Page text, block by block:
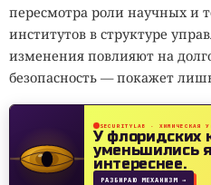
пересмотра роли научных и
институтов в структуре
изменения повлияют на
безопасность — покажет
SECURITYLAB · ХИМИЧЕСКАЯ
У флоридских
уменьшились
интереснее.
РАЗБИРАЮ МЕХАНИЗМ →